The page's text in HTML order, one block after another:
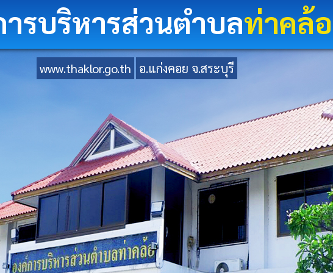
รบริหารส่วนตำบลท่าคล้อ
www.thaklor.go.th อ.แก่งคอย จ.สระบุรี